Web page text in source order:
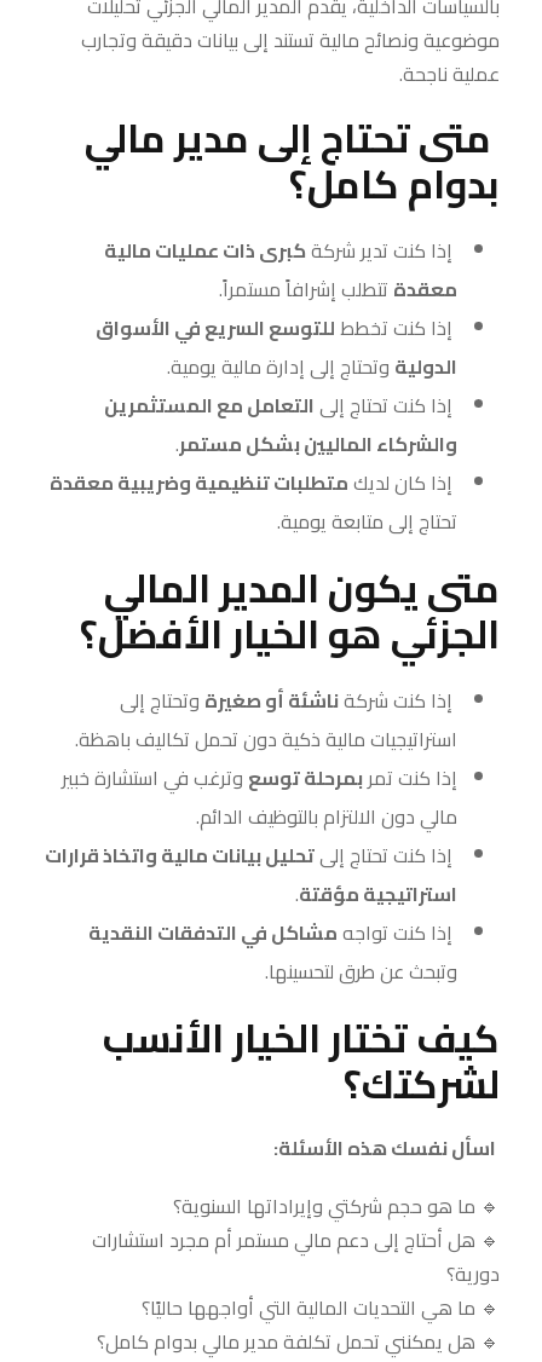
موضوعية ونصائح مالية تستند إلى بيانات دقيقة وتجارب
عملية ناجحة.
متى تحتاج إلى مدير مالي
بدوام كامل؟
إذا كنت تدير شركةكبرى ذات عمليات مالية
معقدة تتطلب إشرافاً مستمراً.
إذا كنت تخططللتوسع السريع في الأسواق
الدولية وتحتاج إلى إدارة مالية يومية.
إذا كنت تحتاج إلى التعامل مع المستثمرين
والشركاء الماليين بشكل مستمر.
إذا كان لديكمتطلبات تنظيمية وضريبية معقدة
تحتاج إلى متابعة يومية.
متى يكون المدير المالي
الجزئي هو الخيار الأفضل؟
إذا كنت شركةناشئة أو صغيرة وتحتاج إلى
استراتيجيات مالية ذكية دون تحمل تكاليف باهظة.
إذا كنت تمربمرحلة توسع وترغب في استشارة خبير
مالي دون الالتزام بالتوظيف الدائم.
إذا كنت تحتاج إلىتحليل بيانات مالية واتخاذ قرارات
استراتيجية مؤقتة.
إذا كنت تواجهمشاكل في التدفقات النقدية
وتبحث عن طرق لتحسينها.
كيف تختار الخيار الأنسب
لشركتك؟
اسأل نفسك هذه الأسئلة:
🔹 ما هو حجم شركتي وإيراداتها السنوية؟
🔹 هل أحتاج إلى دعم مالي مستمر أم مجرد استشارات
دورية؟
🔹 ما هي التحديات المالية التي أواجهها حاليًا؟
🔹 هل يمكنني تحمل تكلفة مدير مالي بدوام كامل؟